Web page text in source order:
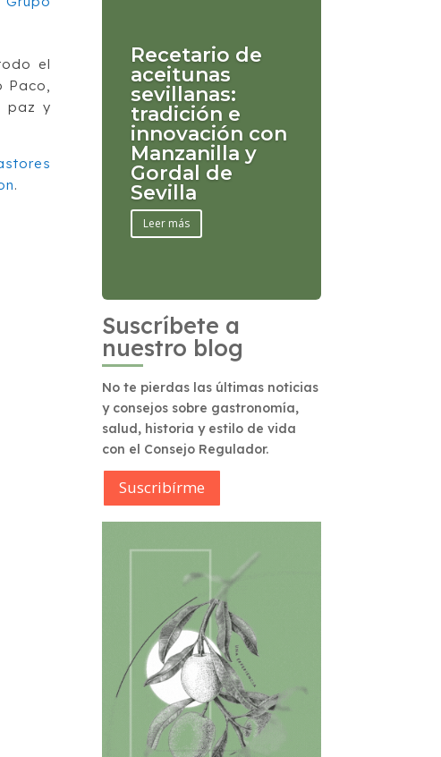
el
paz y
.
Recetario de
aceitunas
sevillanas:
tradición e
innovación con
Manzanilla y
Gordal de
Sevilla
Leer más
Suscríbete a
nuestro blog
No te pierdas las últimas noticias
y consejos sobre gastronomía,
salud, historia y estilo de vida
con el Consejo Regulador.
Suscribírme